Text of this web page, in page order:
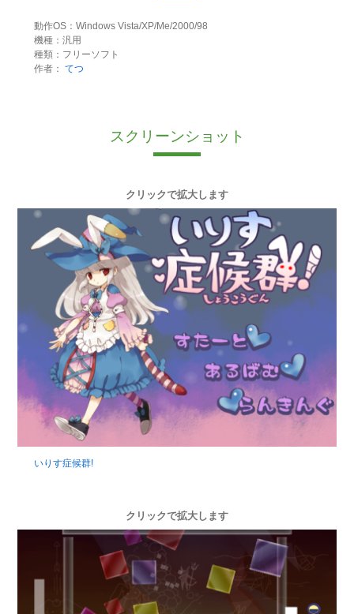
動作OS：Windows Vista/XP/Me/2000/98
機種：汎用
種類：フリーソフト
作者： てつ
スクリーンショット
クリックで拡大します
いりす症候群!
クリックで拡大します